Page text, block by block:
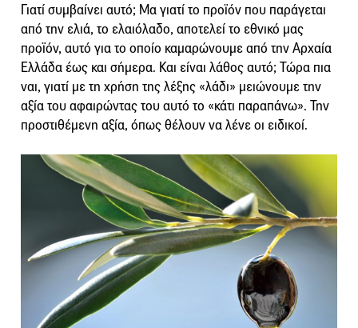
Γιατί συμβαίνει αυτό; Μα γιατί το προϊόν που παράγεται
από την ελιά, το ελαιόλαδο, αποτελεί το εθνικό μας
προϊόν, αυτό για το οποίο καμαρώνουμε από την Αρχαία
Ελλάδα έως και σήμερα. Και είναι λάθος αυτό; Τώρα πια
ναι, γιατί με τη χρήση της λέξης «λάδι» μειώνουμε την
αξία του αφαιρώντας του αυτό το «κάτι παραπάνω». Την
προστιθέμενη αξία, όπως θέλουν να λένε οι ειδικοί.